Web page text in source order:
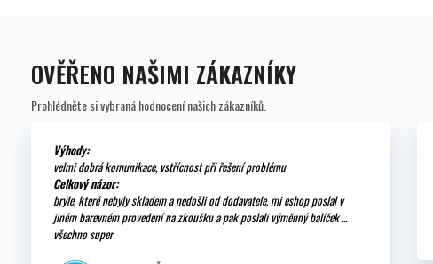
OVĚŘENO NAŠIMI ZÁKAZNÍKY
Prohlédněte si vybraná hodnocení našich zákazníků.
Výhody:
velmi dobrá komunikace, vstřícnost při řešení problému
Celkový názor:
brýle, které nebyly skladem a nedošli od dodavatele, mi eshop poslal v
jiném barevném provedení na zkoušku a pak poslali výměnný balíček ...
všechno super